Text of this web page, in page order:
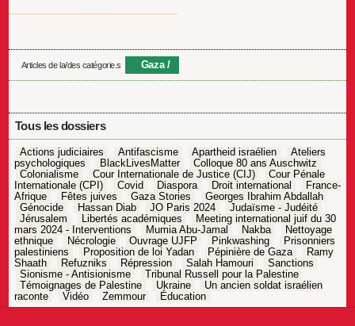
Articles de la/des catégorie.s Gaza
Tous les dossiers
Actions judiciaires Antifascisme Apartheid israélien
Ateliers
psychologiques
BlackLivesMatter
Colloque 80 ans Auschwitz
Colonialisme
Cour Internationale de Justice (CIJ)
Cour Pénale
Internationale (CPI)
Covid Diaspora Droit international
France-
Afrique
Fêtes juives Gaza Stories
Georges Ibrahim Abdallah
Génocide
Hassan Diab JO Paris 2024
Judaïsme - Judéité
Jérusalem
Libertés académiques
Meeting international juif du 30
mars 2024 - Interventions
Mumia Abu-Jamal Nakba
Nettoyage
ethnique
Nécrologie Ouvrage UJFP Pinkwashing
Prisonniers
palestiniens
Proposition de loi Yadan Pépinière de Gaza
Ramy
Shaath
Refuzniks Répression Salah Hamouri
Sanctions
Sionisme - Antisionisme
Tribunal Russell pour la Palestine
Témoignages de Palestine
Ukraine
Un ancien soldat israélien
raconte
Vidéo Zemmour Éducation
Navigation